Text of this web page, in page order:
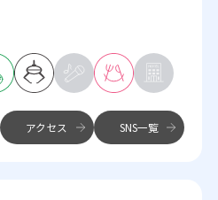
アクセス SNS一覧